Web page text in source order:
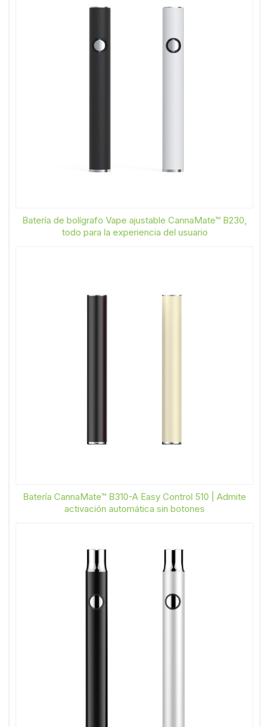
Batería de bolígrafo Vape ajustable CannaMate™ B230,
todo para la experiencia del usuario
Batería CannaMate™ B310-A Easy Control 510 | Admite
activación automática sin botones